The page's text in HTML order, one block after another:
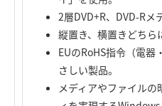
2層DVD+R、DVD-Rメ
縦置き、横置きどちら
EUのRoHS指令（電
さしい製品。
メディアやファイル